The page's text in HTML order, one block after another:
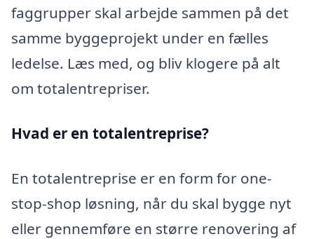
faggrupper skal arbejde sammen på det
samme byggeprojekt under en fælles
ledelse. Læs med, og bliv klogere på alt
om totalentrepriser.
Hvad er en totalentreprise?
En totalentreprise er en form for one-
stop-shop løsning, når du skal bygge nyt
eller gennemføre en større renovering af